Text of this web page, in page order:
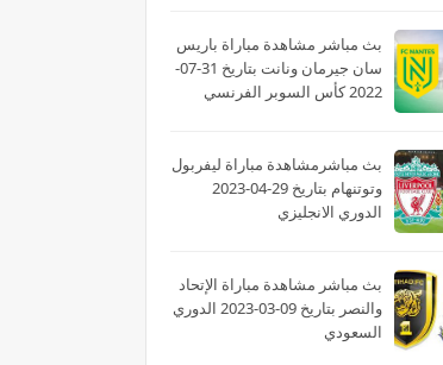
بث مباشر مشاهدة مباراة باريس
سان جيرمان ونانت بتاريخ 31-07-
2022 كأس السوبر الفرنسي
بث مباشرمشاهدة مباراة ليفربول
وتوتنهام بتاريخ 29-04-2023
الدوري الانجليزي
بث مباشر مشاهدة مباراة الإتحاد
والنصر بتاريخ 09-03-2023 الدوري
السعودي